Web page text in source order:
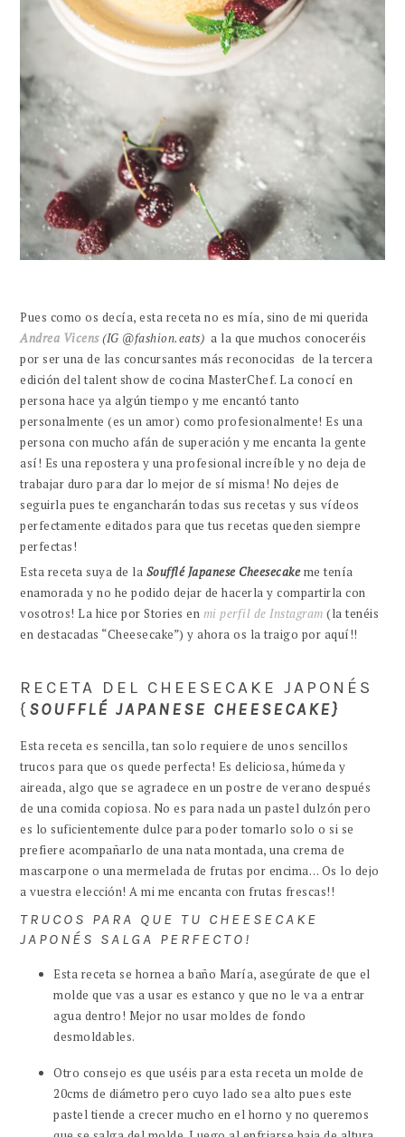
Pues como os decía, esta receta no es mía, sino de mi querida
Andrea Vicens(IG @fashion.eats) a la que muchos conoceréis
por ser una de las concursantes más reconocidas de la tercera
edición del talent show de cocina MasterChef. La conocí en
persona hace ya algún tiempo y me encantó tanto
personalmente (es un amor) como profesionalmente! Es una
persona con mucho afán de superación y me encanta la gente
así! Es una repostera y una profesional increíble y no deja de
trabajar duro para dar lo mejor de sí misma! No dejes de
seguirla pues te engancharán todas sus recetas y sus vídeos
perfectamente editados para que tus recetas queden siempre
perfectas!
Esta receta suya de la Soufflé Japanese Cheesecake me tenía
enamorada y no he podido dejar de hacerla y compartirla con
vosotros! La hice por Stories en mi perfil de Instagram (la tenéis
en destacadas “Cheesecake”) y ahora os la traigo por aquí!!
RECETA DEL CHEESECAKE JAPONÉS
{ SOUFFLÉ JAPANESE CHEESECAKE}
Esta receta es sencilla, tan solo requiere de unos sencillos
trucos para que os quede perfecta! Es deliciosa, húmeda y
aireada, algo que se agradece en un postre de verano después
de una comida copiosa. No es para nada un pastel dulzón pero
es lo suficientemente dulce para poder tomarlo solo o si se
prefiere acompañarlo de una nata montada, una crema de
mascarpone o una mermelada de frutas por encima… Os lo dejo
a vuestra elección! A mi me encanta con frutas frescas!!
TRUCOS PARA QUE TU CHEESECAKE
JAPONÉS SALGA PERFECTO!
Esta receta se hornea a baño María, asegúrate de que el
molde que vas a usar es estanco y que no le va a entrar
agua dentro! Mejor no usar moldes de fondo
desmoldables.
Otro consejo es que uséis para esta receta un molde de
20cms de diámetro pero cuyo lado sea alto pues este
pastel tiende a crecer mucho en el horno y no queremos